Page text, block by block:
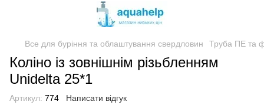
Все для буріння та облаштування свердловин Труба ПЕ та
Коліно із зовнішнім різьбленням
Unidelta 25*1
Артикул: 774 Написати відгук